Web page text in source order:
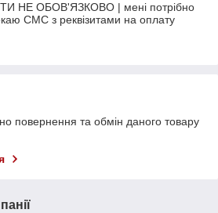
НЕ ОБОВ'ЯЗКОВО | мені потрібно
СМС з реквізитами на оплату
повернення та обмін даного товару